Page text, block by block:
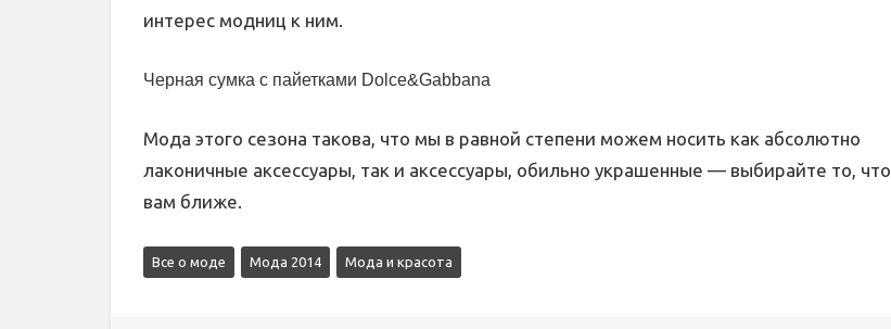
интерес модниц к ним.
Черная сумка с пайетками Dolce&Gabbana
Мода этого сезона такова, что мы в равной степени можем носить как абсолютно
лаконичные аксессуары, так и аксессуары, обильно украшенные — выбирайте то, что
вам ближе.
Все о моде Мода 2014 Мода и красота